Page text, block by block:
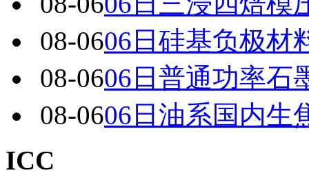
08-0606日硅基负极材
08-0606日普通功率石
08-0606日油系国内生
ICC